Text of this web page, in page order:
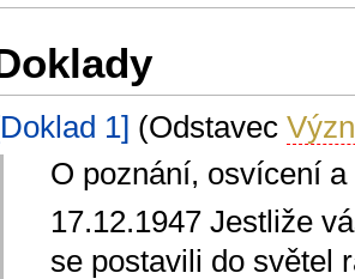
1] (Odstavec
O poznání, osvícení a
17.12.1947 Jestliže
se postavili do světel